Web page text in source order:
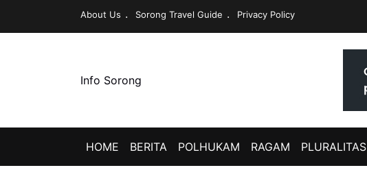
About Us Sorong Travel Guide Privacy Policy
Info Sorong
HOME BERITA POLHUKAM RAGAM PLURALITAS